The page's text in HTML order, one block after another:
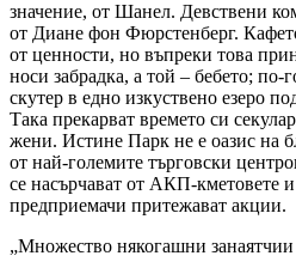
значение, от Шанел. Девствени
от Диане фон Фюрстенберг.
от ценности, но въпреки това
носи забрадка, а той – бебето; по-
скутер в едно изкуствено езеро
Така прекарват времето си
жени. Истине Парк не е оазис на
от най-големите търговски
се насърчават от АКП-кметовете
предприемачи притежават акции.
„Множество някогашни